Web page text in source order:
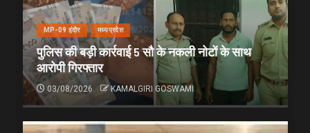
MP-09 इंदौर मध्यप्रदेश
पुलिस की बड़ी कार्रवाई 5 सौ के नकली नोटों के साथ
आरोपी गिरफ्तार
03/08/2026 KAMALGIRI GOSWAMI